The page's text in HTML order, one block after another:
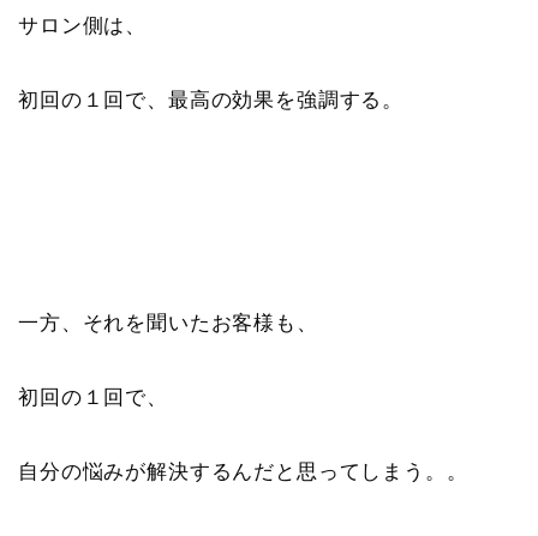
サロン側は、
初回の１回で、最高の効果を強調する。
一方、それを聞いたお客様も、
初回の１回で、
自分の悩みが解決するんだと思ってしまう。。